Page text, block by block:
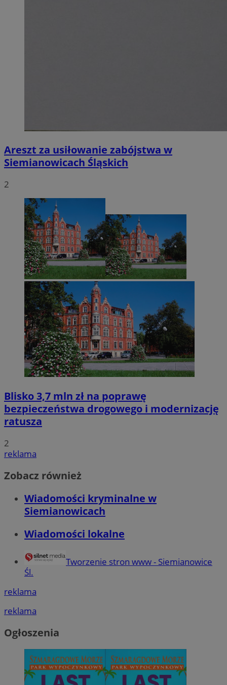
Areszt za usiłowanie zabójstwa w
Siemianowicach Śląskich
2
Blisko 3,7 mln zł na poprawę
bezpieczeństwa drogowego i modernizację
ratusza
2
reklama
Zobacz również
Wiadomości kryminalne w
Siemianowicach
Wiadomości lokalne
Tworzenie stron www - Siemianowice
Śl.
reklama
reklama
Ogłoszenia